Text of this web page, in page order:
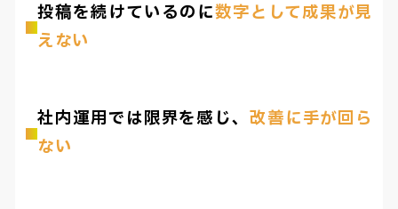
投稿を続けているのに数字として成果が見
えない
社内運用では限界を感じ、 改善に手が回ら
ない